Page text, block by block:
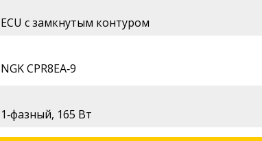
ECU с замкнутым контуром
NGK CPR8EA‑9
1‑фазный, 165 Вт